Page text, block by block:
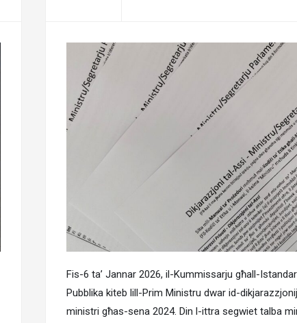
Fis-6 ta’ Jannar 2026, il-Kummissarju għall-
Pubblika kiteb lill-Prim Ministru dwar id-
ministri għas-sena 2024. Din l-ittra segwiet talba